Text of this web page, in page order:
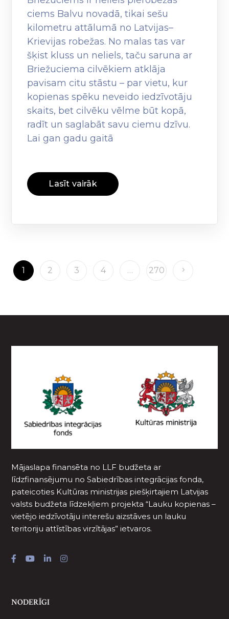
ciems Balvu novadā, tikai sešu
kilometru attālumā no Latvijas–
Krievijas robežas. No malas tas var
šķist kluss un neliels, taču saruna ar
Briežuciema cilvēkiem atklāja
pavisam citu stāstu – par vietu, kur
kopienas spēku neveido iedzīvotāju
skaits, bet cilvēku vēlme būt kopā,
radīt un saglabāt savu ciemu dzīvu.
Lai gan gadu gaitā
Lasīt vairāk
1 2 3 4 … 270
Mājaslapa finansēta no LLF budžeta ar
līdzfinansējumu no Sabiedrības integrācijas fonda,
pateicoties Kultūras ministrijas piešķirtajiem Latvijas
valsts budžeta līdzekļiem projekta “Lauku kopienas –
vietējo iedzīvotāju interešu aizstāves un lauku
teritoriju attīstības virzītājas” ietvaros.
NODERĪGI